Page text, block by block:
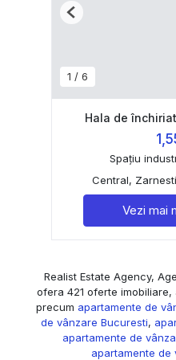
1 / 6
Previous
Hala de
Spațiu
Central, Zarnesti
Vezi mai
Realist Estate Agency,
ofera 421 oferte
precum apartamente de
de vânzare Bucuresti,
apartamente de
apartamente de